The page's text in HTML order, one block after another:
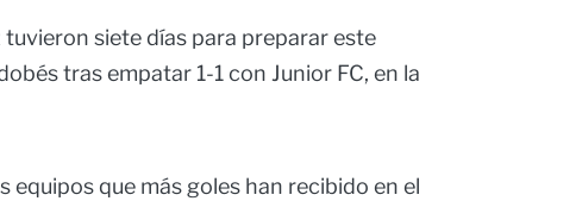
siete días para preparar este
tras empatar 1-1 con Junior FC, en la
equipos que más goles han recibido en el